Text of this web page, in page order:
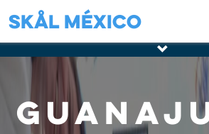
Skål México